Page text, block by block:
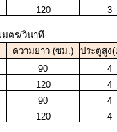
120 3
มตร/วินาที
ความยาว (ซม.)
ประตูสูง(
90
4
120
4
90
4
120 4